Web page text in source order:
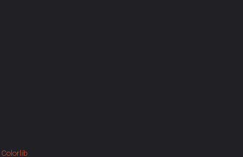
Colorlib